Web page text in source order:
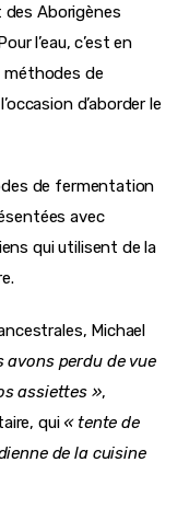
Aborigènes
l’eau, c’est en
méthodes de
d’aborder le
de fermentation
avec
qui utilisent de la
Michael
avons perdu de vue
assiettes »,
qui « tente de
de la cuisine